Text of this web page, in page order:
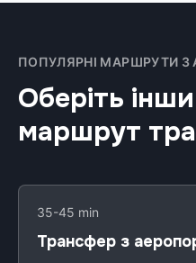
ПОПУЛЯРНІ МАРШРУТИ З
Оберіть
маршрут
35-45 min
Трансфер з